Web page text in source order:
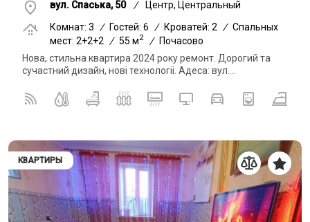
вул. Спаська, 50 /
Центр, Центральный
Комнат: 3 / Гостей: 6 / Кроватей: 2 / Спальных
мест: 2+2+2
/ 55 м2 /
Почасово
Нова, стильна квартира 2024 року ремонт. Дорогий та
сучастний дизайн, нові технологіі. Адеса: вул....
КВАРТИРЫ